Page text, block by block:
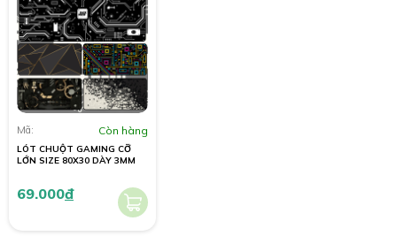
Mã: Còn hàng
LÓT CHUỘT GAMING CỠ
LỚN SIZE 80X30 DÀY 3MM
69.000đ